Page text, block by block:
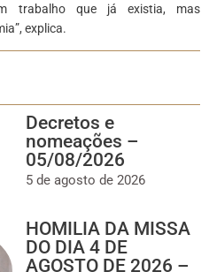
trabalho que já existia, mas
explica.
Decretos e
nomeações –
05/08/2026
5 de agosto de 2026
HOMILIA DA MISSA
DO DIA 4 DE
AGOSTO DE 2026 –